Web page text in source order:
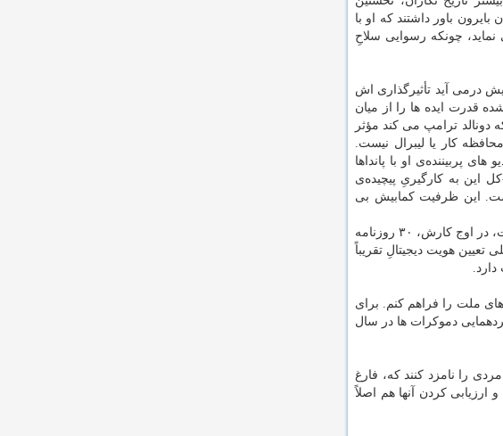
باور داشتند که او با
چونکه رسوایی سلاحِ
درمی آید تأثیرگذاری اش
قدرت ایده ها را از میان
دونالد ترامپ می کند مؤثر
کار یا لیبرال نیست.
پربیننده‌ی او با پانداها
این به کارگیریِ پیچیده‌ی
این ظرفیت کمابیش بی
اگر از فاشیسم در آمریکا می ترسید، نگران دونالد ترامپ نباشید. نگران مارک زاکربرگ باشید. ویلیام راندولف هرست، در اوج کارش، ۳۰ روزنامه
هویت دیجیتالِ تقریباً
«بگذارید سرگرمی های ملت را فراهم کنم. برای
دموکرات ها در سال
را نامزد کنند که، فارغ
کردن آنها هم اصلاً